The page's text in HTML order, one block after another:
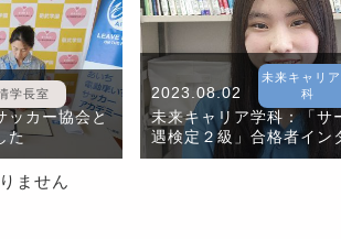
学長室
ッカー協会と
た
2023.08.02
未来キャリ
科
未来キャリア学科：「サ
遇検定２級」合格者イン
ません